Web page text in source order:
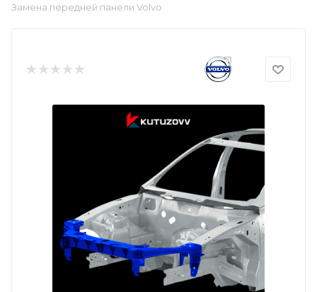
Замена передней панели Volvo